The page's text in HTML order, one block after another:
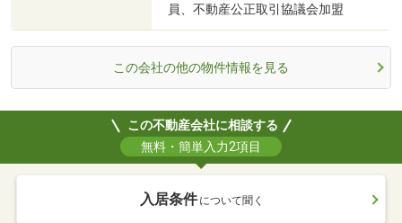
員、不動産公正取引協議会加盟
この会社の他の物件情報を見る
この不動産会社に相談する
無料・簡単入力2項目
入居条件 について聞く